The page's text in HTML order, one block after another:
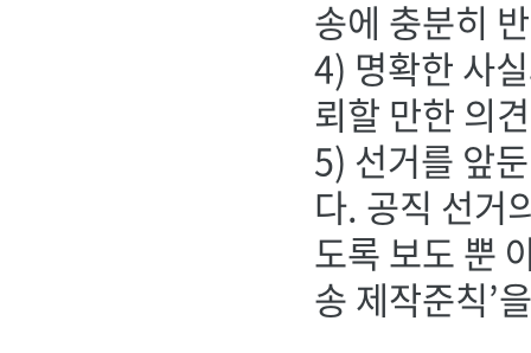
송에 충분히
4) 명확한 사
뢰할 만한 의
5) 선거를 앞
다. 공직 선거
도록 보도 뿐
송 제작준칙’